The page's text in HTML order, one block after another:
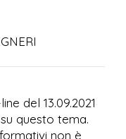
del 13.09.2021
questo tema.
non è